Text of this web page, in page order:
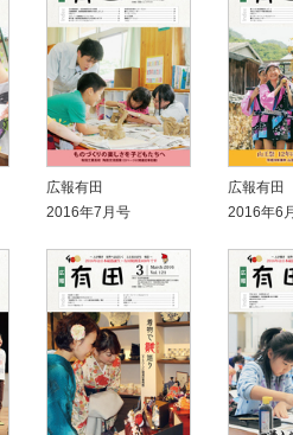
広報有田
2016年7月号
広報有田
2016年6